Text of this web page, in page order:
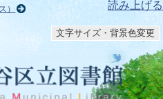
読み上げる
）
文字サイズ・背景色変更